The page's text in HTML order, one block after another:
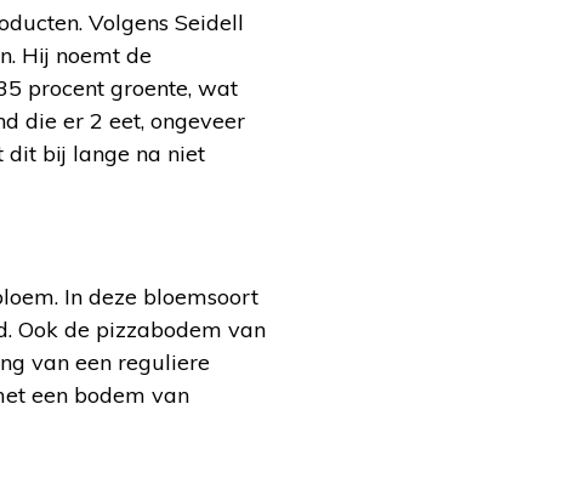
Volgens Seidell
Hij noemt de
procent groente, wat
die er 2 eet, ongeveer
dit bij lange na niet
In deze bloemsoort
Ook de pizzabodem van
van een reguliere
een bodem van